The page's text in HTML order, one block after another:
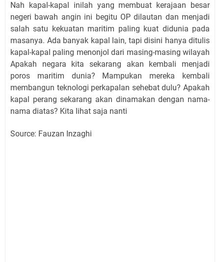
Nah kapal-kapal inilah yang membuat kerajaan besar
negeri bawah angin ini begitu OP dilautan dan menjadi
salah satu kekuatan maritim paling kuat didunia pada
masanya. Ada banyak kapal lain, tapi disini hanya ditulis
kapal-kapal paling menonjol dari masing-masing wilayah
Apakah negara kita sekarang akan kembali menjadi
poros maritim dunia? Mampukan mereka kembali
membangun teknologi perkapalan sehebat dulu? Apakah
kapal perang sekarang akan dinamakan dengan nama-
nama diatas? Kita lihat saja nanti
Source: Fauzan Inzaghi